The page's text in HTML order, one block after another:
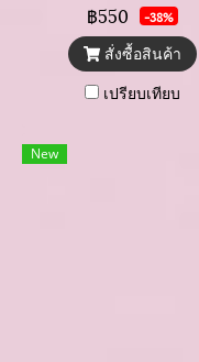
฿550 -38%
สั่งซื้อสินค้า
เปรียบเทียบ
New